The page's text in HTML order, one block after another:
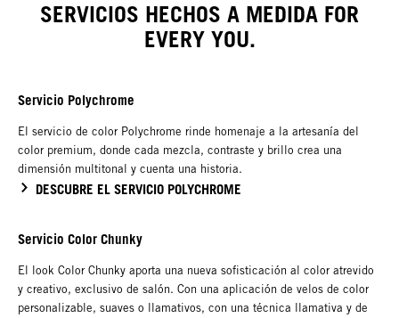
SERVICIOS HECHOS A MEDIDA FOR
EVERY YOU.
Servicio Polychrome
El servicio de color Polychrome rinde homenaje a la artesanía del
color premium, donde cada mezcla, contraste y brillo crea una
dimensión multitonal y cuenta una historia.
DESCUBRE EL SERVICIO POLYCHROME
Servicio Color Chunky
El look Color Chunky aporta una nueva sofisticación al color atrevido
y creativo, exclusivo de salón. Con una aplicación de velos de color
personalizable, suaves o llamativos, con una técnica llamativa y de